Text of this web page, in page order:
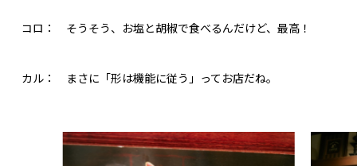
コロ： そうそう、お塩と胡椒で食べるんだけど、最高！
カル： まさに「形は機能に従う」ってお店だね。